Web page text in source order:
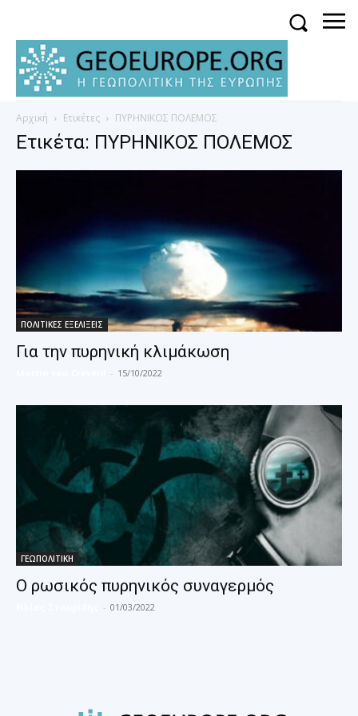
Αρχική Ετικέτες ΠΥΡΗΝΙΚΟΣ ΠΟΛΕΜΟΣ
Ετικέτα: ΠΥΡΗΝΙΚΟΣ ΠΟΛΕΜΟΣ
ΠΟΛΙΤΙΚΕΣ ΕΞΕΛΙΞΕΙΣ
Για την πυρηνική κλιμάκωση
- 15/10/2022
ΓΕΩΠΟΛΙΤΙΚΗ
Ο ρωσικός πυρηνικός συναγερμός
- 01/03/2022